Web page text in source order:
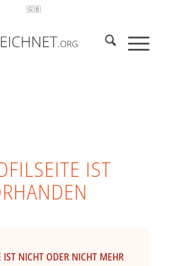
🇬🇧
IST
IST NICHT ODER NICHT MEHR